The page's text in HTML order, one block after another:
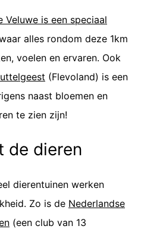
Veluwe is een speciaal
alles rondom deze 1km
voelen en ervaren. Ook
(Flevoland) is een
naast bloemen en
te zien zijn!
de dieren
dierentuinen werken
Zo is de Nederlandse
(een club van 13